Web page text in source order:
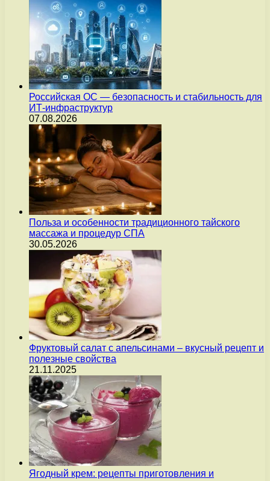
Российская ОС — безопасность и стабильность для
ИТ-инфраструктур
07.08.2026
Польза и особенности традиционного тайского
массажа и процедур СПА
30.05.2026
Фруктовый салат с апельсинами – вкусный рецепт и
полезные свойства
21.11.2025
Ягодный крем: рецепты приготовления и